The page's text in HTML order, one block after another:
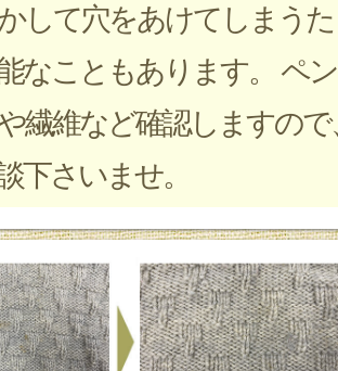
して穴をあけてしまうた
なこともあります。 ペン
繊維など確認しますので
下さいませ。